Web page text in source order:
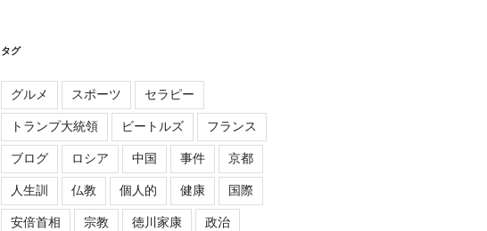
タグ
グルメ スポーツ セラピー
トランプ大統領 ビートルズ フランス
ブログ ロシア 中国 事件 京都
人生訓 仏教 個人的 健康 国際
安倍首相 宗教 徳川家康 政治